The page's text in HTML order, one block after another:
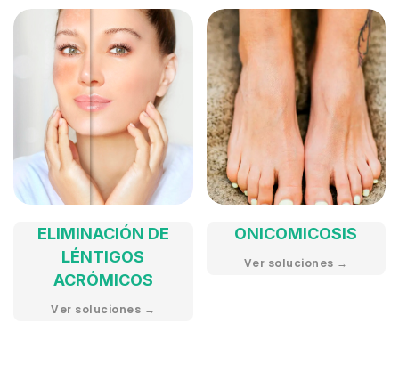
ELIMINACIÓN DE
LÉNTIGOS
ACRÓMICOS
Ver soluciones →
ONICOMICOSIS
Ver soluciones →